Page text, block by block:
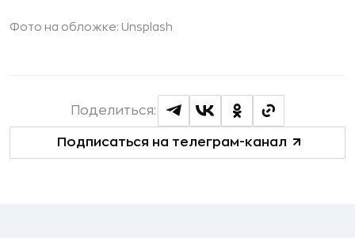
Фото на обложке: Unsplash
Подписаться на телеграм-канал
Поделиться: